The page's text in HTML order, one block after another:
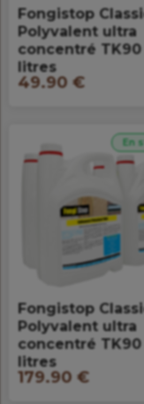
Fongistop
Polyvalent ultra
concentré TK90
litres
49.90 €
En
Fongistop
Polyvalent ultra
concentré TK90
litres
179.90 €